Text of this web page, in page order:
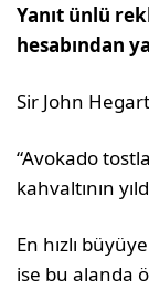
Yanıt ünlü
hesabından
Sir John
“Avokado
kahvaltının
En hızlı
ise bu alanda